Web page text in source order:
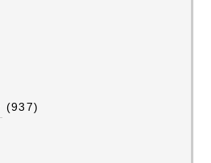
(937)